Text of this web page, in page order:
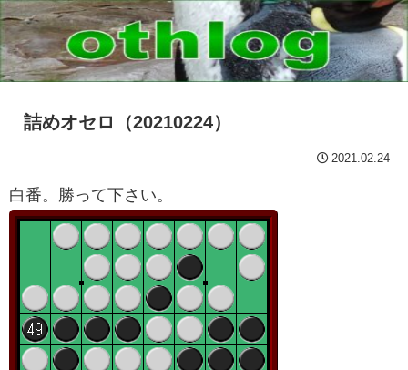
詰めオセロ（20210224）
2021.02.24
白番。勝って下さい。